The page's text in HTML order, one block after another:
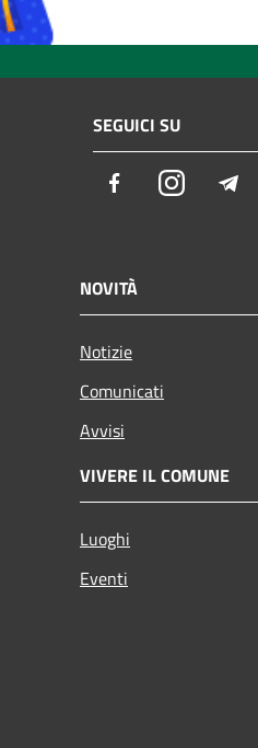
SEGUICI SU
FacebookInstagram
NOVITÀ
Notizie
Comunicati
Avvisi
VIVERE IL COMUNE
Luoghi
Eventi